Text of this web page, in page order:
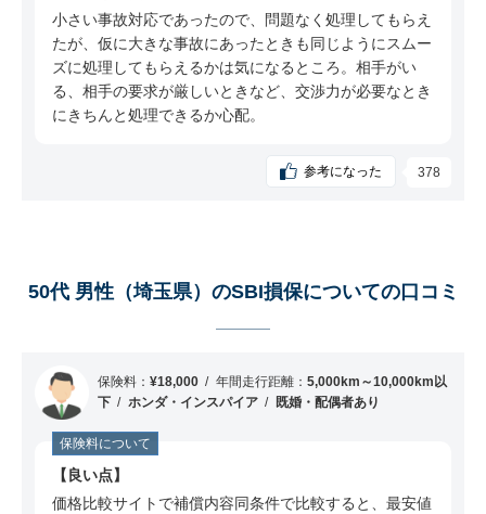
60代 男性（静岡県）のSBI損保についての口コ
ミ
50代 男性（奈良県）のSBI損保についての口コ
ミ
60代 男性（大阪府）のSBI損保についての口コ
60代 男性（大阪府）のSBI損保についての口コ
60代 男性（大阪府）のSBI損保についての口コ
ミ
40代 男性（和歌山県）のSBI損保についての口
コミ
小さい事故対応であったので、問題なく処理してもらえ
たが、仮に大きな事故にあったときも同じようにスムー
ズに処理してもらえるかは気になるところ。相手がい
る、相手の要求が厳しいときなど、交渉力が必要なとき
にきちんと処理できるか心配。
参考になった 378
50代 男性（埼玉県）のSBI損保についての口コミ
保険料： ¥18,000 年間走行距離： 5,000km～10,000km以
下
ホンダ・インスパイア 既婚・配偶者あり
保険料について
良い点
価格比較サイトで補償内容同条件で比較すると、最安値